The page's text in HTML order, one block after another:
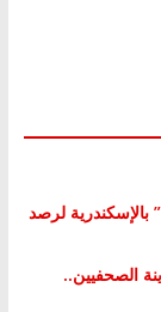
لرصد
الصحفيين..